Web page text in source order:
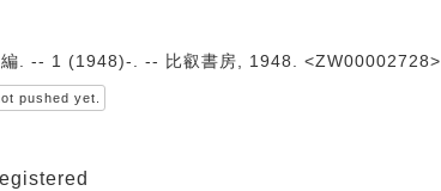
編. -- 1 (1948)-. -- 比叡書房, 1948. <ZW00002728>
pushed yet.